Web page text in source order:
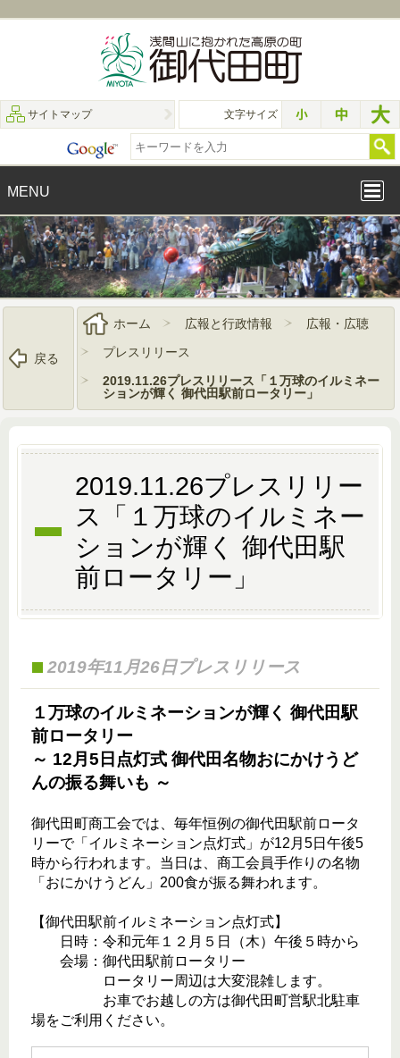
サイトマップ 文字サイズ
MENU
戻る
ホーム 広報と行政情報
広報・広聴
プレスリリース
2019.11.26プレスリリース「１万球のイルミネー
ションが輝く 御代田駅前ロータリー」
2019.11.26プレスリリー
ス「１万球のイルミネー
ションが輝く 御代田駅
前ロータリー」
2019年11月26日プレスリリース
１万球のイルミネーションが輝く 御代田駅
前ロータリー
～ 12月5日点灯式 御代田名物おにかけうど
んの振る舞いも ～
御代田町商工会では、毎年恒例の御代田駅前ロータ
リーで「イルミネーション点灯式」が12月5日午後5
時から行われます。当日は、商工会員手作りの名物
「おにかけうどん」200食が振る舞われます。
【御代田駅前イルミネーション点灯式】
日時：令和元年１２月５日（木）午後５時から
会場：御代田駅前ロータリー
ロータリー周辺は大変混雑します。
お車でお越しの方は御代田町営駅北駐車
場をご利用ください。